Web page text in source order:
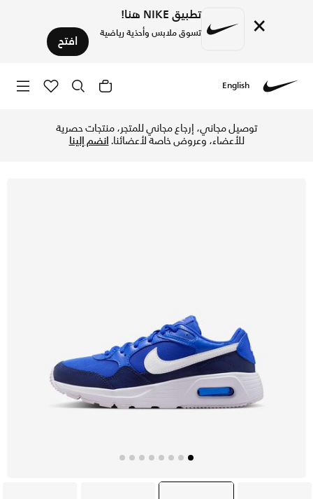
× تطبيق NIKE هنا!
تسوق ملابس وأحذية رياضية افتح
English
توصيل مجاني، إرجاع مجاني للمتجر، منتجات حصرية
للأعضاء، وعروض خاصة لأعضائنا.انضم إلينا